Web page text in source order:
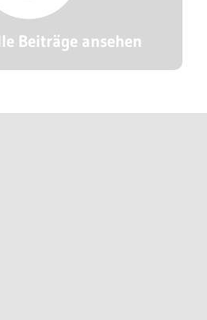
Beiträge ansehen